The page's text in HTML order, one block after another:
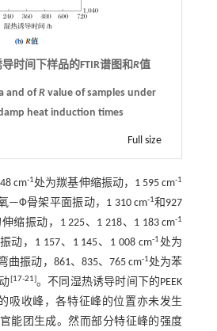
时间下样品的FTIR谱图和R值
and ofRvalue of samples under
heat induction times
Full size
cm-1处为羰基伸缩振动，1 595 cm-1
—Ф骨架平面振动，1 310 cm-1和927
缩振动，1 225、1 218、1 183 cm-1
，1 157、1 145、1 008 cm-1处为
曲振动，861、835、765 cm-1处为苯
[17-21]。不同湿热诱导时间下的PEEK
吸收峰，各特征峰的位置亦未发生
能团生成。然而部分特征峰的强度